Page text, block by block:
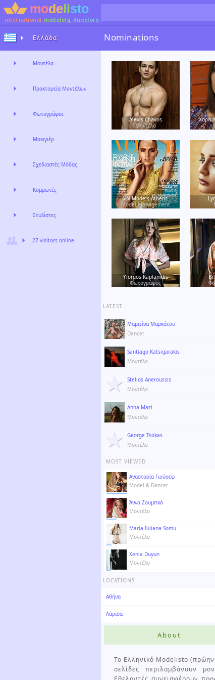
international modeling directory
Nominations
Alexis Chavos
Μοντέλο
Χαρά
VN Models Athens
Model Management
Yiorgos Kaplanidis
Φωτογράφος
LATEST
Μαριτίνα Μαρκάτου
Dancer
Santiago Katsigarakis
Μοντέλο
Stelios Aneroussis
Μοντέλο
Anna Mazi
Μοντέλο
George Tsokas
Μοντέλο
MOST VIEWED
Αναστασία Γιούσεφ
Model & Dancer
Άννα Ζουμπκό
Μοντέλο
Maria Iuliana Somu
Μοντέλο
Xenia Duyun
Μοντέλο
LOCATIONS
Αθήνα
Λάρισα
About
Το Ελληνικό Modelisto (πρώην
σελίδες περιλαμβάνουν
Ελλάδα
Μοντέλα
Πρακτορεία Μοντέλων
Φωτογράφοι
Μακιγιέρ
Σχεδιαστές Μόδας
Κομμωτές
Στυλίστες
27 visitors online